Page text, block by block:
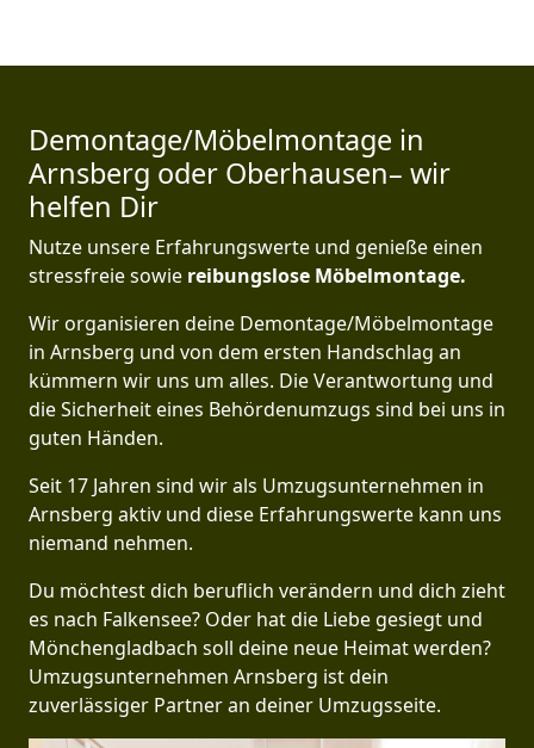
Demontage/Möbelmontage in
Arnsberg oder Oberhausen– wir
helfen Dir
Nutze unsere Erfahrungswerte und genieße einen
stressfreie sowie reibungslose Möbelmontage.
Wir organisieren deine Demontage/Möbelmontage
in Arnsberg und von dem ersten Handschlag an
kümmern wir uns um alles. Die Verantwortung und
die Sicherheit eines Behördenumzugs sind bei uns in
guten Händen.
Seit 17 Jahren sind wir als Umzugsunternehmen in
Arnsberg aktiv und diese Erfahrungswerte kann uns
niemand nehmen.
Du möchtest dich beruflich verändern und dich zieht
es nach Falkensee? Oder hat die Liebe gesiegt und
Mönchen­gladbach soll deine neue Heimat werden?
Umzugsunternehmen Arnsberg ist dein
zuverlässiger Partner an deiner Umzugsseite.